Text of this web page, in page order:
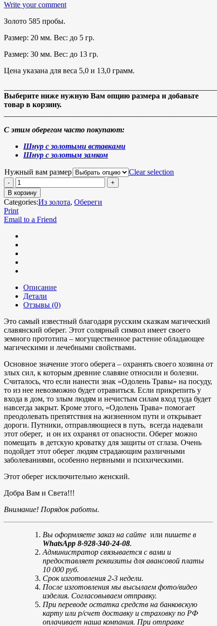
Write your comment
Золото 585 пробы.
Размер: 20 мм. Вес: до 5 гр.
Размер: 30 мм. Вес: до 13 гр.
Цена указана для веса 5,0 и 13,0 грамм.
Выберите ниже нужную Вам опцию размера и добавьте
товар в корзину.
С этим оберегом часто покупают:
Шнур с золотыми вставками
Шнур с золотым замком
Нужный вам размер Clear selection
В корзину
Categories:Из золота, Обереги
Print
Email to a Friend
Описание
Детали
Отзывы (0)
Это самый известный благодаря русским сказкам магический
славянский оберег. Этот солярный символ имеет своего
земного прототипа – могущественное растение обладающее
магическими и лечебными свойствами.
Основное значение этого оберега – охранять своего хозяина от
злых сил, к которым древние славяне относили и болезни.
Считалось, что если нанести знак «Одолень Травы» на посуду,
то из нее невозможно будет отравиться. Если прикрепить у
входа в дом, то злым людям и нечистым силам вход туда будет
навсегда закрыт. Кроме этого, «Одолень Трава» помогает
преодолевать препятствия на жизненном пути и открывает
дороги. Путники, отправляющиеся в путь, всегда надевали
этот оберег, и он их охранял от опасности. Оберег можно
помещать в детскую кроватку для защиты от сглаза. Очень
подойдет этот оберег людям страдающим различными
заболеваниями, особенно нервными и психическими.
Этот оберег исключительно женский.
Добра Вам и Света!!!
Внимание! Порядок работы.
Вы оформляете заказ на сайте или пишете в
WhatsApp 8-928-340-24-08.
Администратор связывается с вами и
предоставляет реквизиты для авансовой платы
10 000 руб.
Срок изготовления 2-3 недели.
После изготовления мы высылаем фото/видео
изделия. Согласовываем отправку.
При переводе остатка средств на банковскую
карту или р/счет доставку и страховку по РФ
оплачивает наша компания. При отправке